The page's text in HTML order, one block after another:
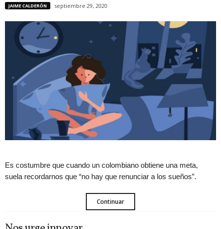
JAIME CALDERÓN septiembre 29, 2020
Es costumbre que cuando un colombiano obtiene una meta,
suela recordarnos que “no hay que renunciar a los sueños”.
Continuar